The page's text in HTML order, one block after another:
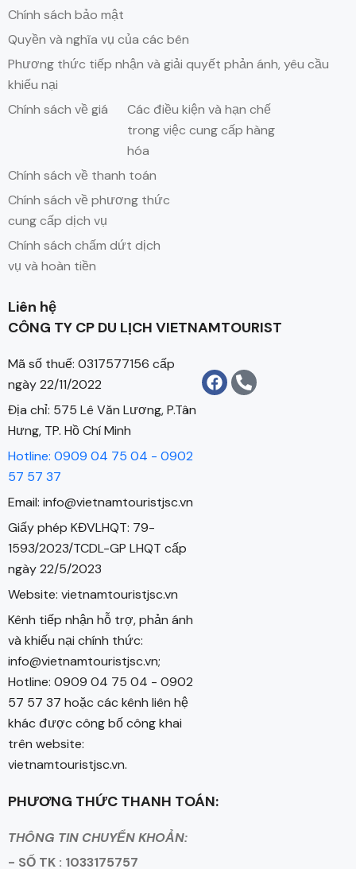
Chính sách bảo mật
Quyền và nghĩa vụ của các bên
Phương thức tiếp nhận và giải quyết phản ánh, yêu cầu
khiếu nại
Chính sách về giá
Các điều kiện và hạn chế
trong việc cung cấp hàng
hóa
Chính sách về thanh toán
Chính sách về phương thức
cung cấp dịch vụ
Chính sách chấm dứt dịch
vụ và hoàn tiền
Liên hệ
CÔNG TY CP DU LỊCH VIETNAMTOURIST
Mã số thuế: 0317577156 cấp
ngày 22/11/2022
Địa chỉ: 575 Lê Văn Lương, P.Tân
Hưng, TP. Hồ Chí Minh
Hotline: 0909 04 75 04 - 0902
57 57 37
Email: info@vietnamtouristjsc.vn
Giấy phép KĐVLHQT: 79-
1593/2023/TCDL-GP LHQT cấp
ngày 22/5/2023
Website: vietnamtouristjsc.vn
Kênh tiếp nhận hỗ trợ, phản ánh
và khiếu nại chính thức:
info@vietnamtouristjsc.vn;
Hotline: 0909 04 75 04 - 0902
57 57 37 hoặc các kênh liên hệ
khác được công bố công khai
trên website:
vietnamtouristjsc.vn.
PHƯƠNG THỨC THANH TOÁN:
THÔNG TIN CHUYỂN KHOẢN:
- SỐ TK : 1033175757